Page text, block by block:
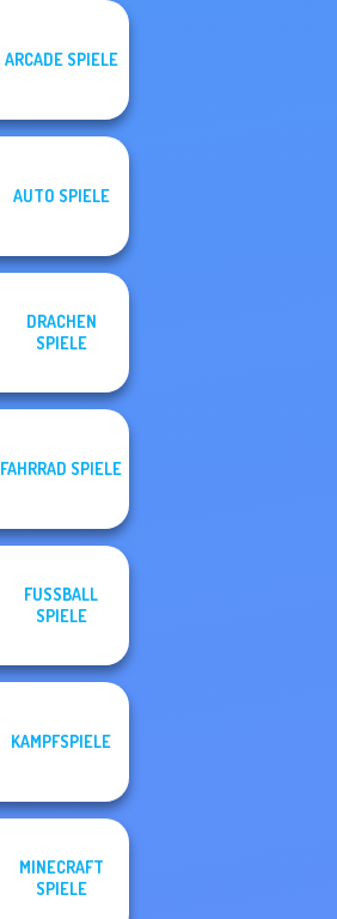
ARCADE SPIELE
AUTO SPIELE
DRACHEN
SPIELE
FAHRRAD SPIELE
FUSSBALL S
PIELE
KAMPFSPIELE
MINECRAFT
SPIELE